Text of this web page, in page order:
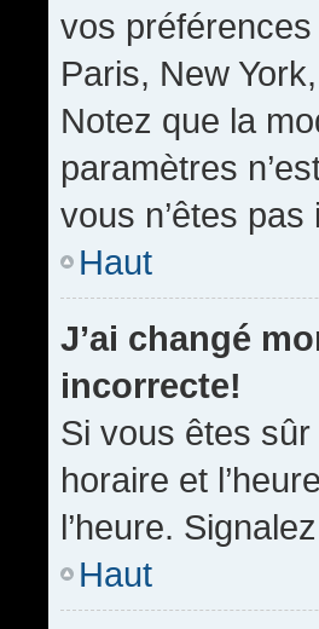
vos
Paris, New
Notez que la
paramètres
vous n’êtes
Haut
J’ai changé
incorrecte!
Si vous êtes
horaire et
l’heure.
Haut